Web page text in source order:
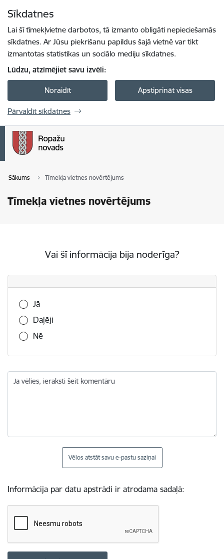
Sīkdatnes
Lai šī tīmekļvietne darbotos, tā izmanto obligāti nepieciešamās
sīkdatnes. Ar Jūsu piekrišanu papildus šajā vietnē var tikt
izmantotas statistikas un sociālo mediju sīkdatnes.
Lūdzu, atzīmējiet savu izvēli:
Noraidīt Apstiprināt visas
Pārvaldīt sīkdatnes
Sākums Tīmekļa vietnes novērtējums
Tīmekļa vietnes novērtējums
Vai šī informācija bija noderīga?
Vai šī informācija bija noderīga?
Jā
Daļēji
Nē
Ja vēlies, ieraksti šeit komentāru
Vēlos atstāt savu e-pastu saziņai
Informācija par datu apstrādi ir atrodama sadaļā: